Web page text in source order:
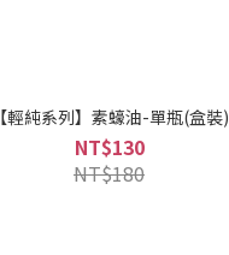
【輕純系列】素蠔油-單瓶(盒裝)
NT$130
NT$180